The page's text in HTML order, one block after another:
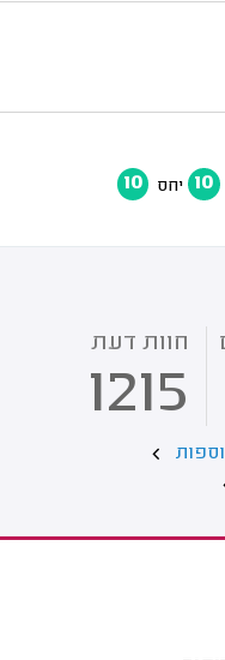
10 יחס 10
חוות דעת
1215